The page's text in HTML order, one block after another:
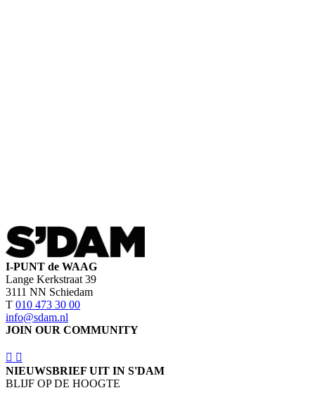
I-PUNT de WAAG
Lange Kerkstraat 39
3111 NN Schiedam
T 010 473 30 00
info@sdam.nl
JOIN OUR COMMUNITY
NIEUWSBRIEF UIT IN S'DAM
BLIJF OP DE HOOGTE